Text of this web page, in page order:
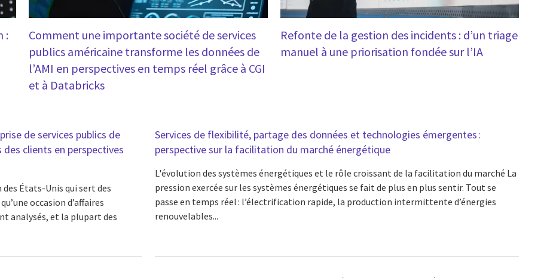
:
Comment une importante société de services
publics américaine transforme les données de
l’AMI en perspectives en temps réel grâce à CGI
et à Databricks
Refonte de la gestion des incidents : d’un triage
manuel à une priorisation fondée sur l’IA
de services publics de
clients en perspectives
États-Unis qui sert des
occasion d’affaires
analysés, et la plupart des
Services de flexibilité, partage des données et technologies émergentes :
perspective sur la facilitation du marché énergétique
L'évolution des systèmes énergétiques et le rôle croissant de la facilitation du marché La
pression exercée sur les systèmes énergétiques se fait de plus en plus sentir. Tout se
passe en temps réel : l’électrification rapide, la production intermittente d’énergies
renouvelables...